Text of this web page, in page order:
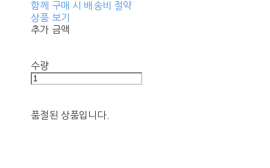
함께 구매 시 배송비 절약
상품 보기
추가 금액
수량
품절된 상품입니다.